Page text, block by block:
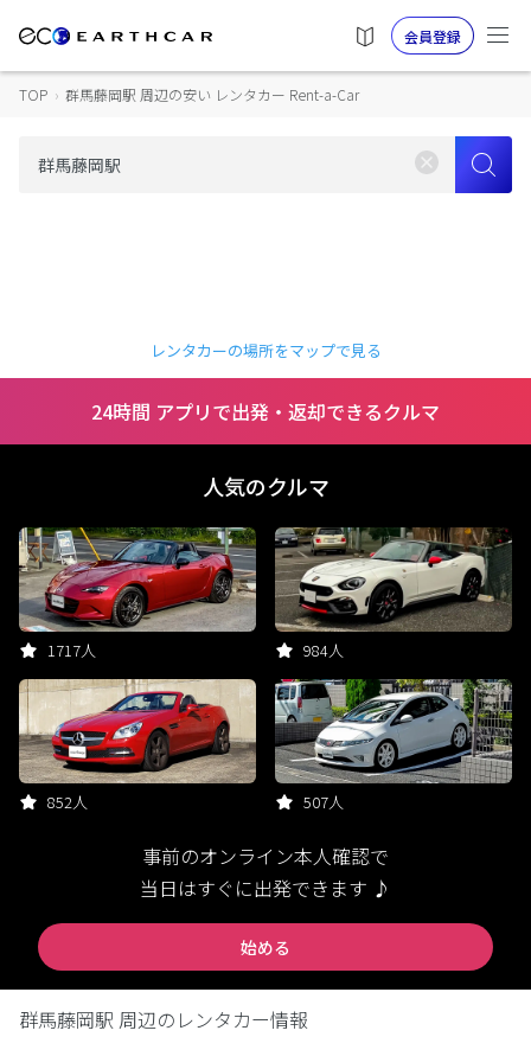
会員登録
TOP › 群馬藤岡駅 周辺の安い レンタカー Rent-a-Car
レンタカーの場所をマップで見る
24時間 アプリで出発・返却できるクルマ
人気のクルマ
1717人 984人
852人 507人
事前のオンライン本人確認で
当日はすぐに出発できます ♪
始める
群馬藤岡駅 周辺のレンタカー情報